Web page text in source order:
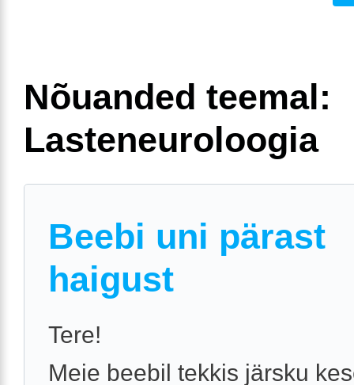
Nõuanded teemal:
Lasteneuroloogia
Beebi uni pärast
haigust
Tere!
Meie beebil tekkis järsku